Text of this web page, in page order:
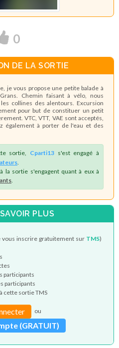
0
DE LA SORTIE
je vous propose une petite balade à
Chemin faisant à vélo, nous
collines des alentours. Excursion
pour but de constituer un petit
VTC, VTT, VAE sont acceptés,
également à porter de l'eau et des
sortie, Cparti13s'est engagé à
la sortie s'engagent quant à eux à
PLUS
inscrire gratuitement sur TMS)
participants
participants
cette sortie TMS
ou
(GRATUIT)